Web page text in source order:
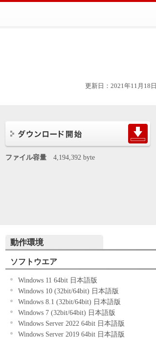
更新日：2021年11月18日
ファイル容量 4,194,392 byte
動作環境
ソフトウエア
Windows 11 64bit 日本語版
Windows 10 (32bit/64bit) 日本語版
Windows 8.1 (32bit/64bit) 日本語版
Windows 7 (32bit/64bit) 日本語版
Windows Server 2022 64bit 日本語版
Windows Server 2019 64bit 日本語版